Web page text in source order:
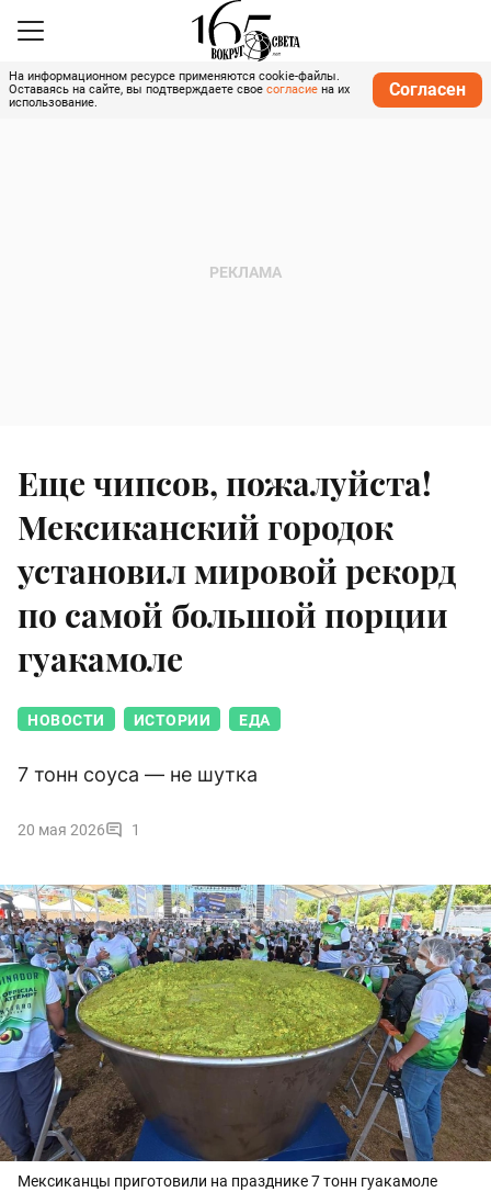
На информационном ресурсе применяются cookie-файлы.
Оставаясь на сайте, вы подтверждаете свое согласие на их
использование.
Согласен
Еще чипсов, пожалуйста!
Мексиканский городок
установил мировой рекорд
по самой большой порции
гуакамоле
НОВОСТИ ИСТОРИИ ЕДА
7 тонн соуса — не шутка
20 мая 2026 1
Мексиканцы приготовили на празднике 7 тонн гуакамоле